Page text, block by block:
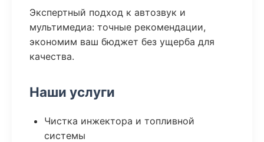
Экспертный подход к автозвук и
мультимедиа: точные рекомендации,
экономим ваш бюджет без ущерба для
качества.
Наши услуги
Чистка инжектора и топливной
системы